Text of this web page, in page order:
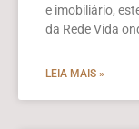
e imobiliário,
da Rede Vida
LEIA MAIS »